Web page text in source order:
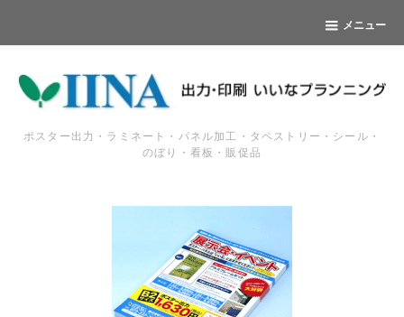
メニュー
ポスター出力・ラミネート・パネル加工・タペストリー・シール・
のぼり・看板・販促品